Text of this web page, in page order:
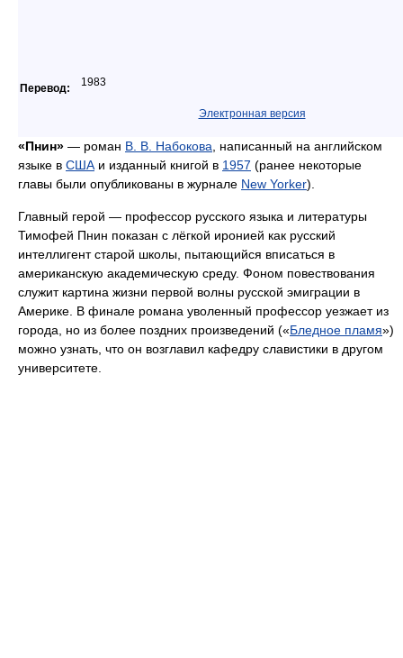
Перевод: 1983
Электронная версия
«Пнин» — роман В. В. Набокова , написанный на английском
языке в США и изданный книгой в 1957 (ранее некоторые
главы были опубликованы в журнале New Yorker).
Главный герой — профессор русского языка и литературы
Тимофей Пнин показан с лёгкой иронией как русский
интеллигент старой школы, пытающийся вписаться в
американскую академическую среду. Фоном повествования
служит картина жизни первой волны русской эмиграции в
Америке. В финале романа уволенный профессор уезжает из
города, но из более поздних произведений («Бледное пламя»)
можно узнать, что он возглавил кафедру славистики в другом
университете.